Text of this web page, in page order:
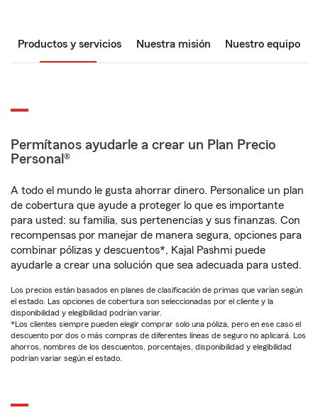
Productos y servicios Nuestra misión Nuestro equipo
Permítanos ayudarle a crear un Plan Precio
Personal®
A todo el mundo le gusta ahorrar dinero. Personalice un plan
de cobertura que ayude a proteger lo que es importante
para usted: su familia, sus pertenencias y sus finanzas. Con
recompensas por manejar de manera segura, opciones para
combinar pólizas y descuentos*, Kajal Pashmi puede
ayudarle a crear una solución que sea adecuada para usted.
Los precios están basados en planes de clasificación de primas que varían según
el estado. Las opciones de cobertura son seleccionadas por el cliente y la
disponibilidad y elegibilidad podrían variar.
*Los clientes siempre pueden elegir comprar solo una póliza, pero en ese caso el
descuento por dos o más compras de diferentes líneas de seguro no aplicará. Los
ahorros, nombres de los descuentos, porcentajes, disponibilidad y elegibilidad
podrían variar según el estado.